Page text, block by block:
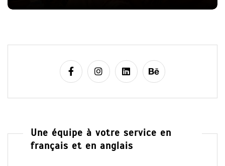
Une équipe à votre service en
français et en anglais